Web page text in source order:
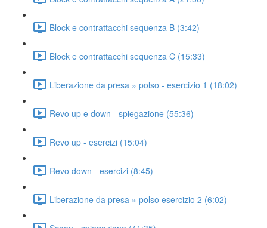
Block e contrattacchi sequenza B (3:42)
Block e contrattacchi sequenza C (15:33)
Liberazione da presa » polso - esercizio 1 (18:02)
Revo up e down - spiegazione (55:36)
Revo up - esercizi (15:04)
Revo down - esercizi (8:45)
Liberazione da presa » polso esercizio 2 (6:02)